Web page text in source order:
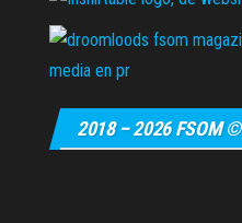
2018 – 2026 FSOM ©